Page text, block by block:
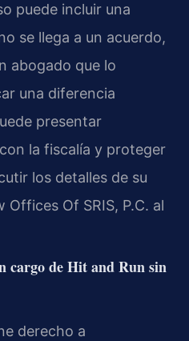
puede incluir una
se llega a un acuerdo,
abogado que lo
una diferencia
presentar
la fiscalía y proteger
los detalles de su
Of SRIS, P.C. al
cargo de Hit and Run sin
derecho a